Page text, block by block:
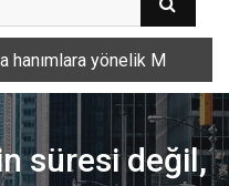
hanımlara yönelik
süresi değil,